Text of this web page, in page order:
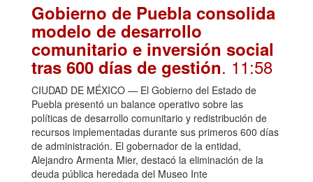
Gobierno de Puebla consolida
modelo de desarrollo
comunitario e inversión social
tras 600 días de gestión. 11:58
CIUDAD DE MÉXICO — El Gobierno del Estado de
Puebla presentó un balance operativo sobre las
políticas de desarrollo comunitario y redistribución de
recursos implementadas durante sus primeros 600 días
de administración. El gobernador de la entidad,
Alejandro Armenta Mier, destacó la eliminación de la
deuda pública heredada del Museo Inte